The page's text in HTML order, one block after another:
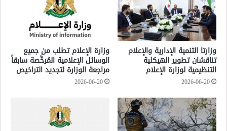
وزارتا التنمية الإدارية والإعلام
تناقشان تطوير الهيكلية
التنظيمية لوزارة الإعلام
2026-06-20
وزارة الإعلام تطلب من جميع
الوسائل الإعلامية المُرخَّصة سابقاً
مراجعة الوزارة لتجديد التراخيص
2026-06-20